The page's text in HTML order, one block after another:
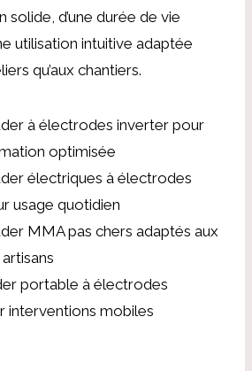
solide, d’une durée de vie
utilisation intuitive adaptée
qu’aux chantiers.
à électrodes inverter pour
optimisée
électriques à électrodes
usage quotidien
MMA pas chers adaptés aux
portable à électrodes
interventions mobiles